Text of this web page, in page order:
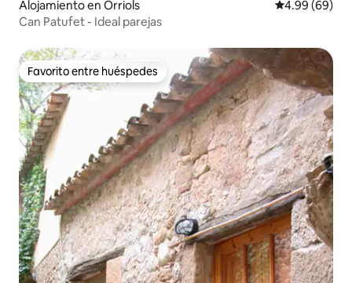
Alojamiento en Orriols Calificación
4.99 (69)
Can Patufet - Ideal parejas
Favorito entre huéspedes
Favorito entre huéspedes